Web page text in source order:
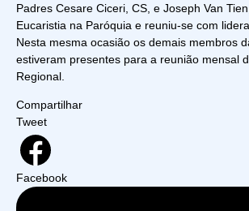
Padres Cesare Ciceri, CS, e Joseph Van
Eucaristia na Paróquia e reuniu-se com
Nesta mesma ocasião os demais membros
estiveram presentes para a reunião mensal
Regional.
Compartilhar
Tweet
Facebook